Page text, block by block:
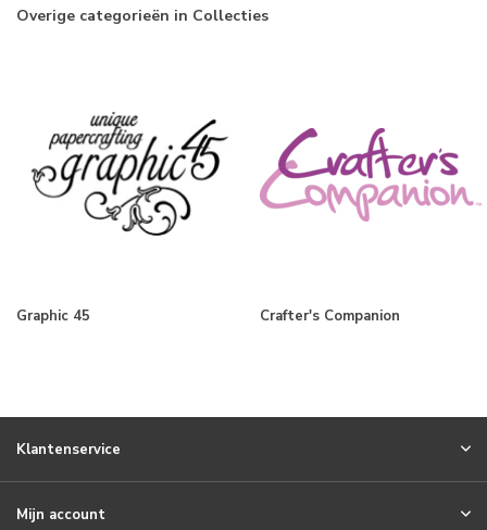
Overige categorieën in Collecties
Graphic 45 Crafter's Companion
Klantenservice
Mijn account